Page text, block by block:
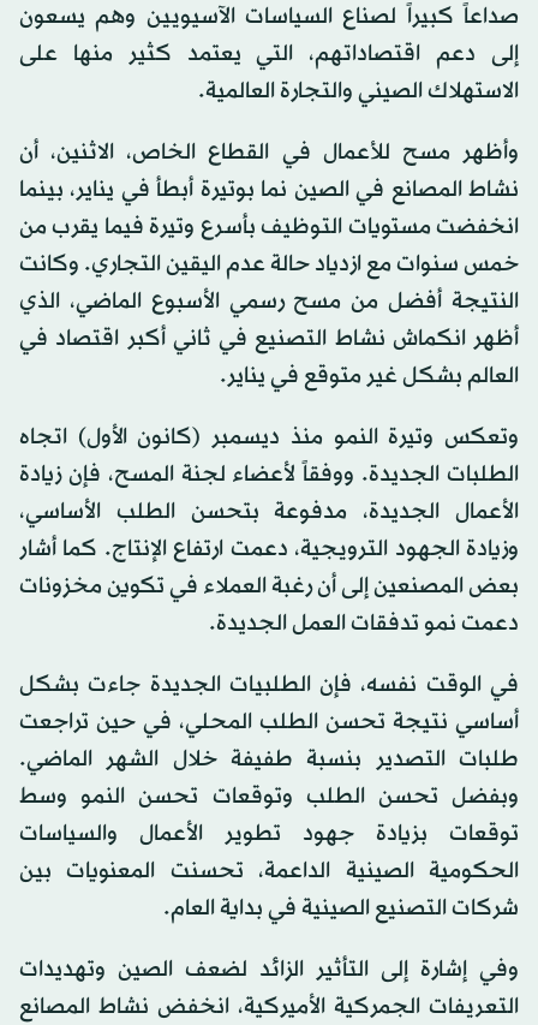
صداعاً كبيراً لصناع السياسات الآسيويين وهم يسعون
إلى دعم اقتصاداتهم، التي يعتمد كثير منها على
الاستهلاك الصيني والتجارة العالمية.
وأظهر مسح للأعمال في القطاع الخاص، الاثنين، أن
نشاط المصانع في الصين نما بوتيرة أبطأ في يناير، بينما
انخفضت مستويات التوظيف بأسرع وتيرة فيما يقرب من
خمس سنوات مع ازدياد حالة عدم اليقين التجاري. وكانت
النتيجة أفضل من مسح رسمي الأسبوع الماضي، الذي
أظهر انكماش نشاط التصنيع في ثاني أكبر اقتصاد في
العالم بشكل غير متوقع في يناير.
وتعكس وتيرة النمو منذ ديسمبر (كانون الأول) اتجاه
الطلبات الجديدة. ووفقاً لأعضاء لجنة المسح، فإن زيادة
الأعمال الجديدة، مدفوعة بتحسن الطلب الأساسي،
وزيادة الجهود الترويجية، دعمت ارتفاع الإنتاج. كما أشار
بعض المصنعين إلى أن رغبة العملاء في تكوين مخزونات
دعمت نمو تدفقات العمل الجديدة.
في الوقت نفسه، فإن الطلبيات الجديدة جاءت بشكل
أساسي نتيجة تحسن الطلب المحلي، في حين تراجعت
طلبات التصدير بنسبة طفيفة خلال الشهر الماضي.
وبفضل تحسن الطلب وتوقعات تحسن النمو وسط
توقعات بزيادة جهود تطوير الأعمال والسياسات
الحكومية الصينية الداعمة، تحسنت المعنويات بين
شركات التصنيع الصينية في بداية العام.
وفي إشارة إلى التأثير الزائد لضعف الصين وتهديدات
التعريفات الجمركية الأميركية، انخفض نشاط المصانع